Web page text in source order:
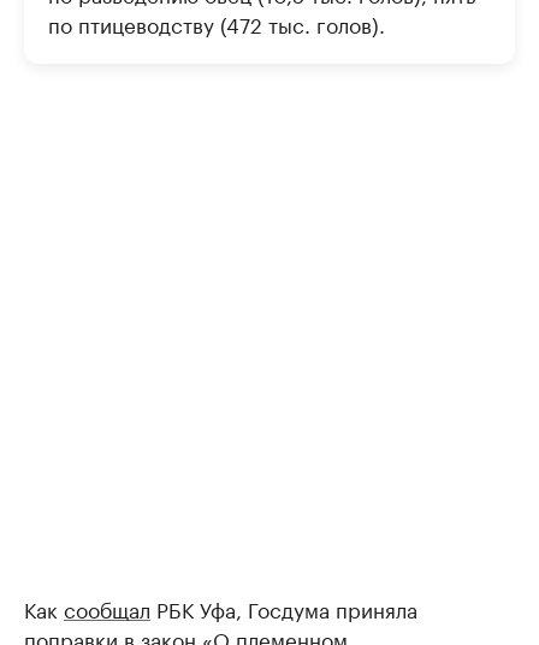
по птицеводству (472 тыс. голов).
Как сообщал РБК Уфа, Госдума приняла
поправки в закон «О племенном